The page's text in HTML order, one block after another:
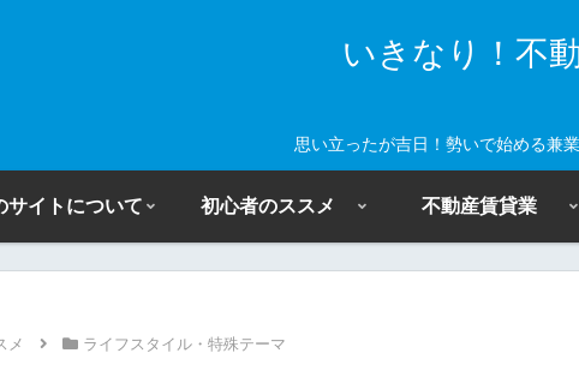
いきなり！不
思い立ったが吉日！勢いで始める兼
サイトについて 初心者のススメ 不動産賃貸業
メ ライフスタイル・特殊テーマ